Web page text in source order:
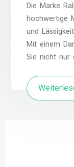
Die Marke
hochwertige
und
Mit einem
Sie nicht nur